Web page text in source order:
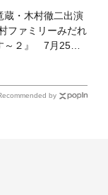
蔵・木村徹二出演
ファミリーみだれ
～２』 7月25日
by